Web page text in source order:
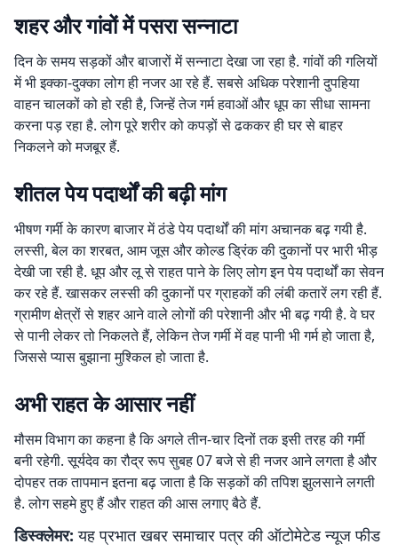
शहर और गांवों में पसरा सन्नाटा
दिन के समय सड़कों और बाजारों में सन्नाटा देखा जा रहा है. गांवों की गलियों
में भी इक्का-दुक्का लोग ही नजर आ रहे हैं. सबसे अधिक परेशानी दुपहिया
वाहन चालकों को हो रही है, जिन्हें तेज गर्म हवाओं और धूप का सीधा सामना
करना पड़ रहा है. लोग पूरे शरीर को कपड़ों से ढककर ही घर से बाहर
निकलने को मजबूर हैं.
शीतल पेय पदार्थों की बढ़ी मांग
भीषण गर्मी के कारण बाजार में ठंडे पेय पदार्थों की मांग अचानक बढ़ गयी है.
लस्सी, बेल का शरबत, आम जूस और कोल्ड ड्रिंक की दुकानों पर भारी भीड़
देखी जा रही है. धूप और लू से राहत पाने के लिए लोग इन पेय पदार्थों का सेवन
कर रहे हैं. खासकर लस्सी की दुकानों पर ग्राहकों की लंबी कतारें लग रही हैं.
ग्रामीण क्षेत्रों से शहर आने वाले लोगों की परेशानी और भी बढ़ गयी है. वे घर
से पानी लेकर तो निकलते हैं, लेकिन तेज गर्मी में वह पानी भी गर्म हो जाता है,
जिससे प्यास बुझाना मुश्किल हो जाता है.
अभी राहत के आसार नहीं
मौसम विभाग का कहना है कि अगले तीन-चार दिनों तक इसी तरह की गर्मी
बनी रहेगी. सूर्यदेव का रौद्र रूप सुबह 07 बजे से ही नजर आने लगता है और
दोपहर तक तापमान इतना बढ़ जाता है कि सड़कों की तपिश झुलसाने लगती
है. लोग सहमे हुए हैं और राहत की आस लगाए बैठे हैं.
डिस्क्लेमर: यह प्रभात खबर समाचार पत्र की ऑटोमेटेड न्यूज फीड